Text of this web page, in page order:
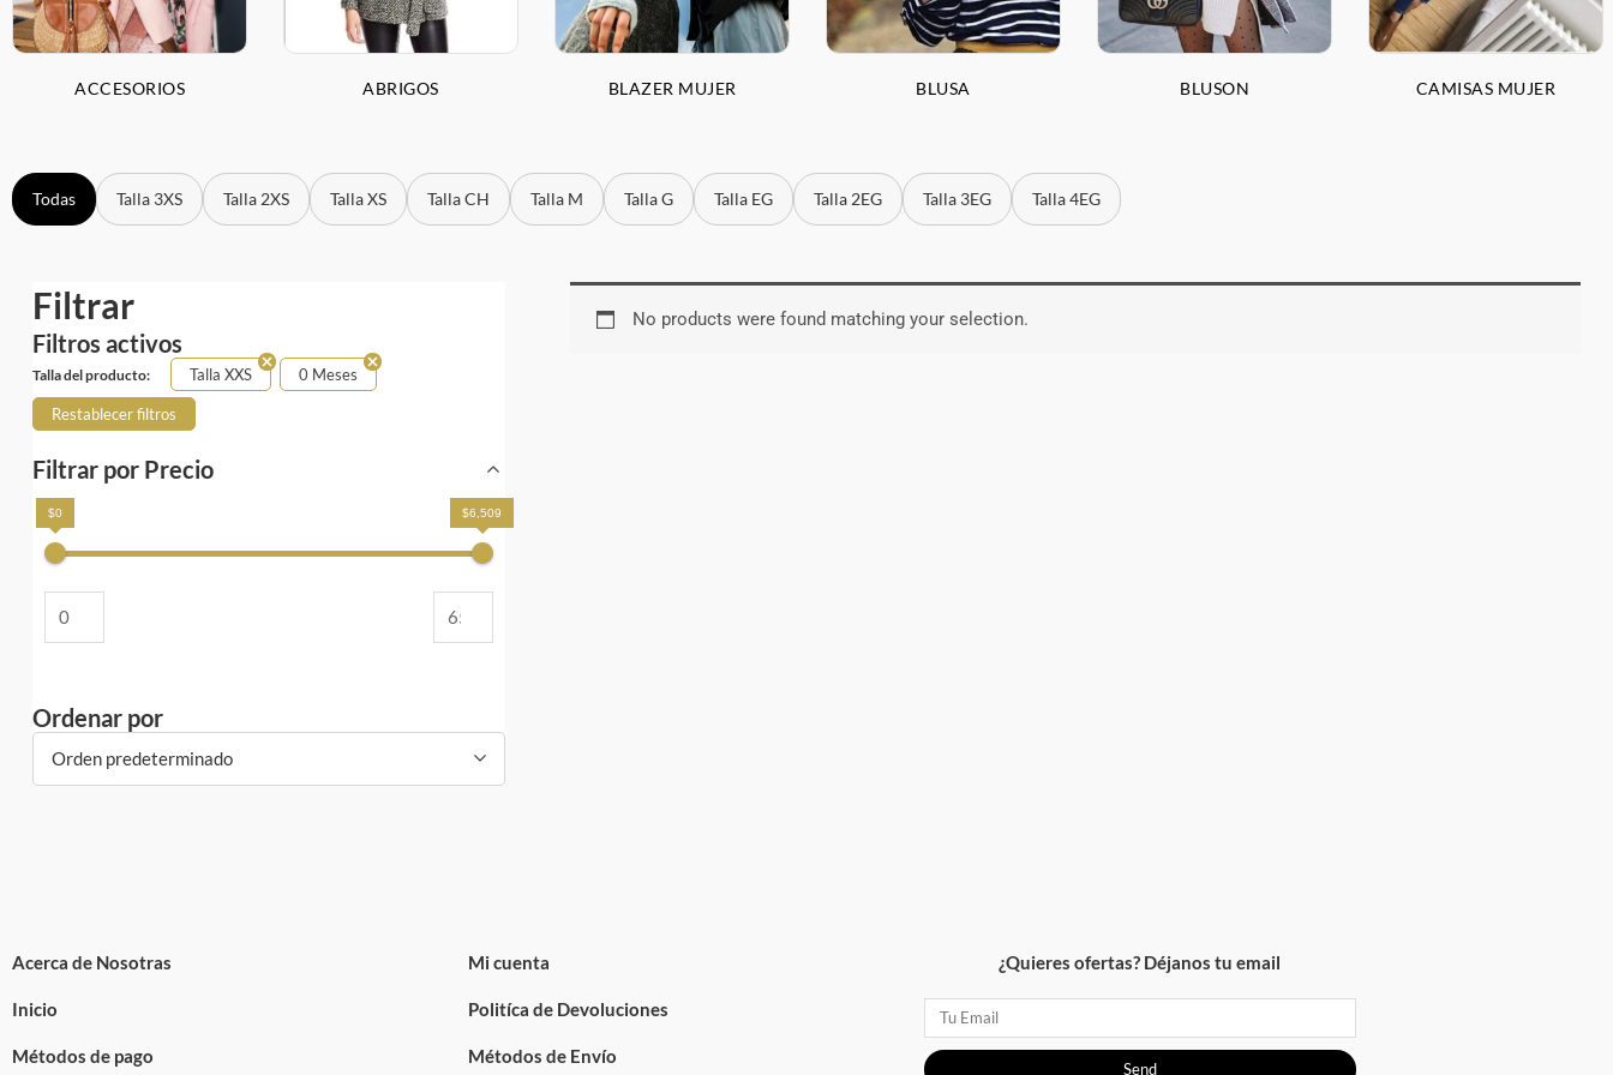
ACCESORIOS ABRIGOS BLAZER MUJER BLUSA BLUSON CAMISAS MUJER
Todas Talla 3XS Talla 2XS Talla XS Talla CH Talla M Talla G Talla EG Talla 2EG Talla 3EG Talla 4EG
Filtrar
Filtros activos
Talla del producto: Talla XXS 0 Meses
Restablecer filtros
Filtrar por Precio
$0 $6,509
Ordenar por
Orden predeterminado
No products were found matching your selection.
Acerca de Nosotras
Inicio
Métodos de pago
Mi cuenta
Politíca de Devoluciones
Métodos de Envío
¿Quieres ofertas? Déjanos tu email
Email
Send